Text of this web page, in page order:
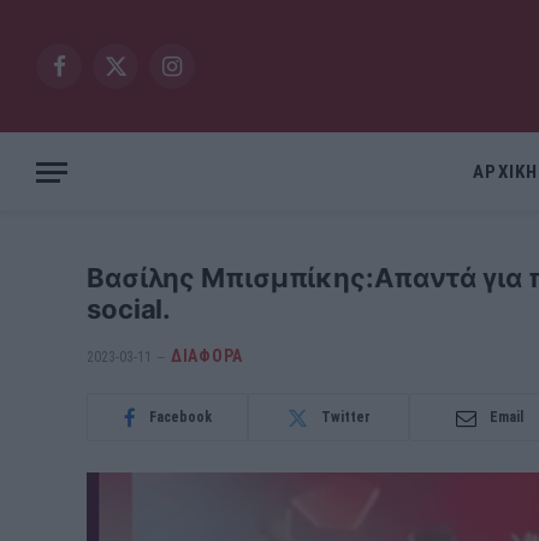
Facebook
X
Instagram
ΑΡΧΙΚΗ
Βασίλης Μπισμπίκης:Απαντά
social.
2023-03-11 ΔΙΆΦΟΡΑ
Facebook Twitter Email